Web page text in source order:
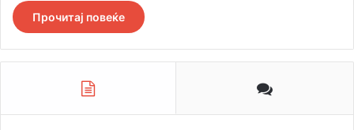
Прочитај повеќе